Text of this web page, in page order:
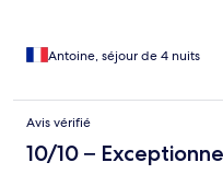
Antoine, séjour de 4 nuits
Avis vérifié
10/10 –